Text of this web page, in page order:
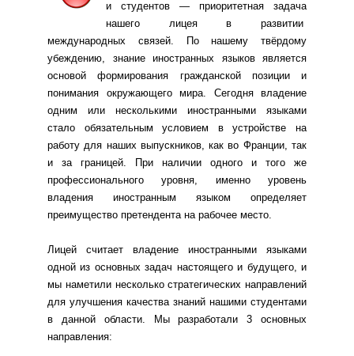
и студентов — приоритетная задача
нашего лицея в развитии
международных связей. По нашему твёрдому
убеждению, знание иностранных языков является
основой формирования гражданской позиции и
понимания окружающего мира. Сегодня владение
одним или несколькими иностранными языками
стало обязательным условием в устройстве на
работу для наших выпускников, как во Франции, так
и за границей. При наличии одного и того же
профессионального уровня, именно уровень
владения иностранным языком определяет
преимущество претендента на рабочее место.
Лицей считает владение иностранными языками
одной из основных задач настоящего и будущего, и
мы наметили несколько стратегических направлений
для улучшения качества знаний нашими студентами
в данной области. Мы разработали 3 основных
направления: